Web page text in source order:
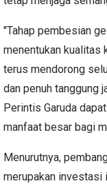
"Tahap pembesian
menentukan kualitas
terus mendorong
dan penuh tanggung
Perintis Garuda
manfaat besar bagi
Menurutnya,
merupakan investasi